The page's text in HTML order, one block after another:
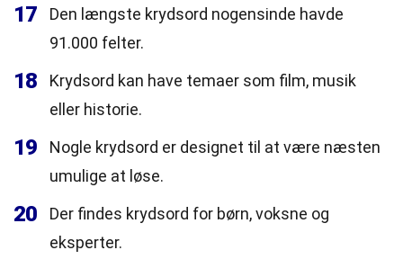
17
Den længste krydsord nogensinde havde
91.000 felter.
18
Krydsord kan have temaer som film, musik
eller historie.
19
Nogle krydsord er designet til at være næsten
umulige at løse.
20
Der findes krydsord for børn, voksne og
eksperter.